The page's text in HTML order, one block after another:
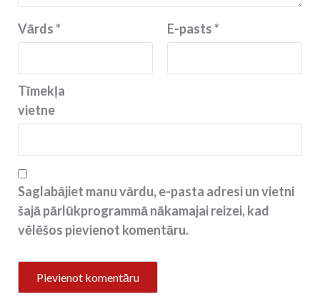
Vārds* E-pasts*
Tīmekļa
vietne
Saglabājiet manu vārdu, e-pasta adresi un vietni
šajā pārlūkprogrammā nākamajai reizei, kad
vēlēšos pievienot komentāru.